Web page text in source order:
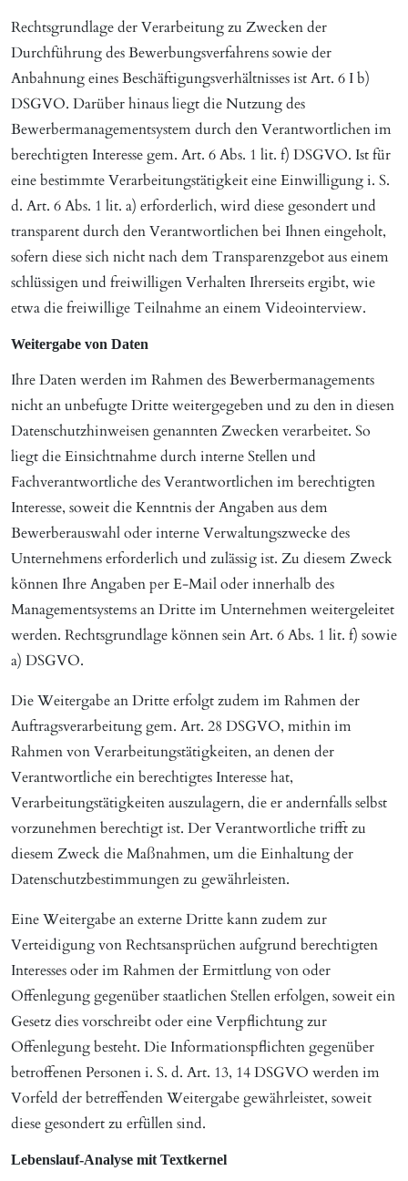
Rechtsgrundlage der Verarbeitung zu Zwecken der
Durchführung des Bewerbungsverfahrens sowie der
Anbahnung eines Beschäftigungsverhältnisses ist Art. 6 I b)
DSGVO. Darüber hinaus liegt die Nutzung des
Bewerbermanagementsystem durch den Verantwortlichen im
berechtigten Interesse gem. Art. 6 Abs. 1 lit. f) DSGVO. Ist für
eine bestimmte Verarbeitungstätigkeit eine Einwilligung i. S.
d. Art. 6 Abs. 1 lit. a) erforderlich, wird diese gesondert und
transparent durch den Verantwortlichen bei Ihnen eingeholt,
sofern diese sich nicht nach dem Transparenzgebot aus einem
schlüssigen und freiwilligen Verhalten Ihrerseits ergibt, wie
etwa die freiwillige Teilnahme an einem Videointerview.
Weitergabe von Daten
Ihre Daten werden im Rahmen des Bewerbermanagements
nicht an unbefugte Dritte weitergegeben und zu den in diesen
Datenschutzhinweisen genannten Zwecken verarbeitet. So
liegt die Einsichtnahme durch interne Stellen und
Fachverantwortliche des Verantwortlichen im berechtigten
Interesse, soweit die Kenntnis der Angaben aus dem
Bewerberauswahl oder interne Verwaltungszwecke des
Unternehmens erforderlich und zulässig ist. Zu diesem Zweck
können Ihre Angaben per E-Mail oder innerhalb des
Managementsystems an Dritte im Unternehmen weitergeleitet
werden. Rechtsgrundlage können sein Art. 6 Abs. 1 lit. f) sowie
a) DSGVO.
Die Weitergabe an Dritte erfolgt zudem im Rahmen der
Auftragsverarbeitung gem. Art. 28 DSGVO, mithin im
Rahmen von Verarbeitungstätigkeiten, an denen der
Verantwortliche ein berechtigtes Interesse hat,
Verarbeitungstätigkeiten auszulagern, die er andernfalls selbst
vorzunehmen berechtigt ist. Der Verantwortliche trifft zu
diesem Zweck die Maßnahmen, um die Einhaltung der
Datenschutzbestimmungen zu gewährleisten.
Eine Weitergabe an externe Dritte kann zudem zur
Verteidigung von Rechtsansprüchen aufgrund berechtigten
Interesses oder im Rahmen der Ermittlung von oder
Offenlegung gegenüber staatlichen Stellen erfolgen, soweit ein
Gesetz dies vorschreibt oder eine Verpflichtung zur
Offenlegung besteht. Die Informationspflichten gegenüber
betroffenen Personen i. S. d. Art. 13, 14 DSGVO werden im
Vorfeld der betreffenden Weitergabe gewährleistet, soweit
diese gesondert zu erfüllen sind.
Lebenslauf-Analyse mit Textkernel